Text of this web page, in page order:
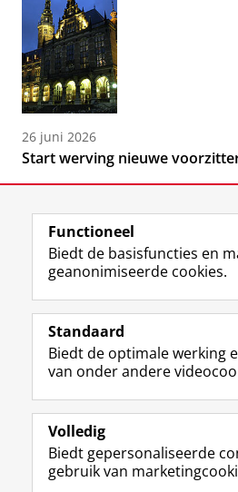
26 juni 2026
Start werving nieuwe
Volg de RUG
F
a
e
b
o
p
a
Studiekiezers
Alumni
Over ons
Functioneel
Biedt de basisfuncties en
geanonimiseerde cookies.
Standaard
Biedt de optimale werking
van onder andere
Volledig
Biedt gepersonaliseerde
gebruik van